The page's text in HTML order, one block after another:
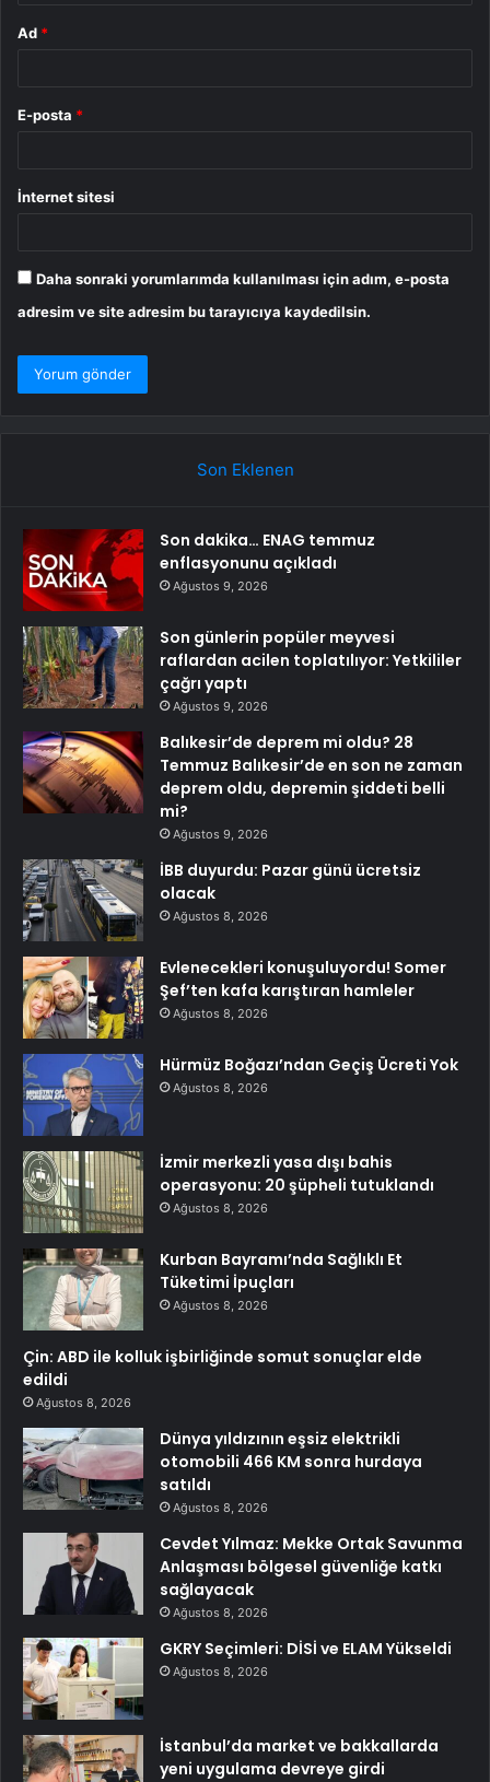
Ad *
E-posta *
İnternet sitesi
Daha sonraki yorumlarımda kullanılması için adım, e-posta
adresim ve site adresim bu tarayıcıya kaydedilsin.
Son Eklenen
Son dakika… ENAG temmuz
enflasyonunu açıkladı
Ağustos 9, 2026
Son günlerin popüler meyvesi
raflardan acilen toplatılıyor: Yetkililer
çağrı yaptı
Ağustos 9, 2026
Balıkesir’de deprem mi oldu? 28
Temmuz Balıkesir’de en son ne zaman
deprem oldu, depremin şiddeti belli
mi?
Ağustos 9, 2026
İBB duyurdu: Pazar günü ücretsiz
olacak
Ağustos 8, 2026
Evlenecekleri konuşuluyordu! Somer
Şef’ten kafa karıştıran hamleler
Ağustos 8, 2026
Hürmüz Boğazı’ndan Geçiş Ücreti Yok
Ağustos 8, 2026
İzmir merkezli yasa dışı bahis
operasyonu: 20 şüpheli tutuklandı
Ağustos 8, 2026
Kurban Bayramı’nda Sağlıklı Et
Tüketimi İpuçları
Ağustos 8, 2026
Çin: ABD ile kolluk işbirliğinde somut sonuçlar elde
edildi
Ağustos 8, 2026
Dünya yıldızının eşsiz elektrikli
otomobili 466 KM sonra hurdaya
satıldı
Ağustos 8, 2026
Cevdet Yılmaz: Mekke Ortak Savunma
Anlaşması bölgesel güvenliğe katkı
sağlayacak
Ağustos 8, 2026
GKRY Seçimleri: DİSİ ve ELAM Yükseldi
Ağustos 8, 2026
İstanbul’da market ve bakkallarda
yeni uygulama devreye girdi